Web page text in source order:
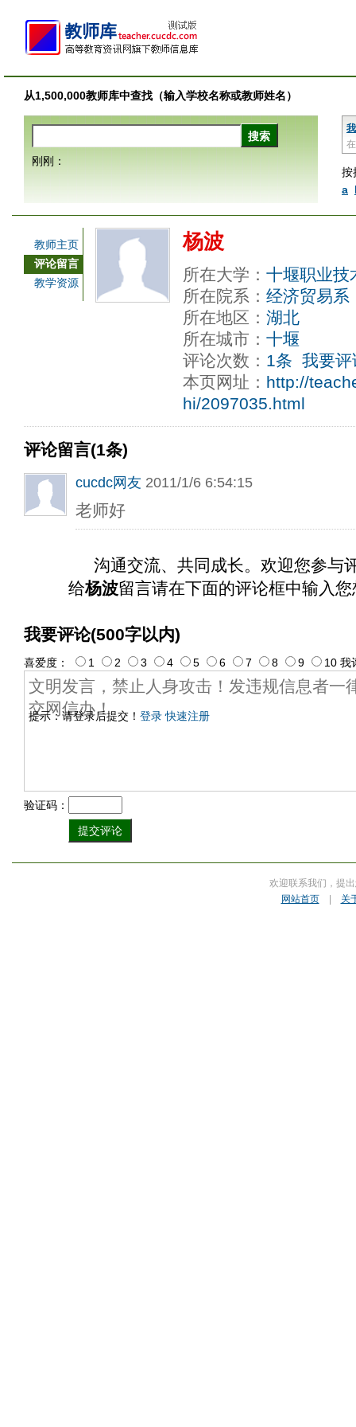
从1,500,000教师库中查找（输入学校名称或教师姓名）
按
a
刚刚：
教师主页
评论留言
教学资源
杨波
所在大学： 十堰职业技
所在院系： 经济贸易系
所在地区： 湖北
所在城市： 十堰
评论次数： 1条 我要评
本页网址： http://
hi/2097035.html
评论留言(1条)
cucdc网友 2011/1/6 6:54:15
老师好
沟通交流、共同成长。欢迎您参与
给杨波留言请在下面的评论框中输入
我要评论(500字以内)
提示：请登录后提交！ 登录 快速注册
喜爱度： 1 2 3 4 5 6 7 8 9 10 我
验证码：
欢迎联系我们，提
网站首页| 关